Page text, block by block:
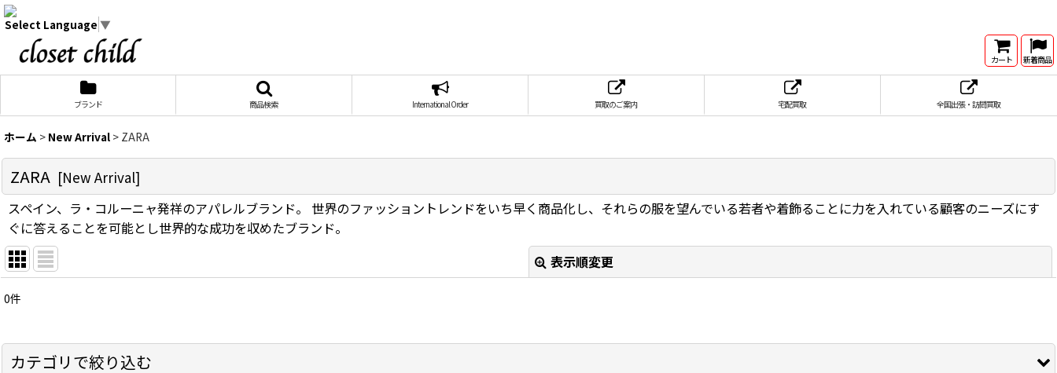
Select Language ▼
カート 新着商品
ブランド 商品検索 International Order 買取のご案内 宅配買取 全国出張・訪問買取
ホーム > New Arrival > ZARA
ZARA [New Arrival]
スペイン、ラ・コルーニャ発祥のアパレルブランド。 世界のファッショントレンドをいち早く商品化し、それらの服を望んでいる若者や着飾ることに力を入れている顧客のニーズにす
ぐに答えることを可能とし世界的な成功を収めたブランド。
表示順変更
サブカテゴリ
表示数:
0件
カテゴリで絞り込む